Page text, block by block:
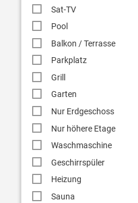
Sat-TV
Pool
Balkon / Terrasse
Parkplatz
Grill
Garten
Nur Erdgeschoss
Nur höhere Etage
Waschmaschine
Geschirrspüler
Heizung
Sauna